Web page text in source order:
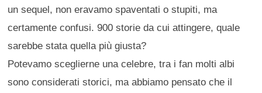
un sequel, non eravamo spaventati o stupiti, ma
certamente confusi. 900 storie da cui attingere, quale
sarebbe stata quella più giusta?
Potevamo sceglierne una celebre, tra i fan molti albi
sono considerati storici, ma abbiamo pensato che il